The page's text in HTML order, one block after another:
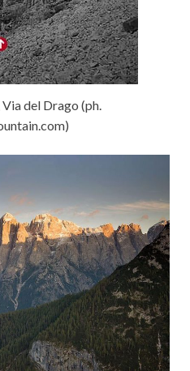
del Drago (ph.